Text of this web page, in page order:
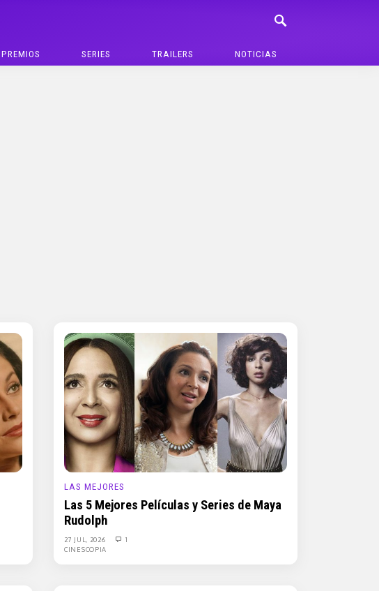
PREMIOS SERIES TRAILERS NOTICIAS
LAS MEJORES
Las 5 Mejores Películas y Series de Maya
Rudolph
27 JUL, 2026
1
CINESCOPIA